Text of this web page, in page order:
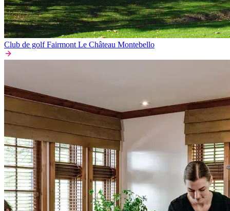
Club de golf Fairmont Le Château Montebello